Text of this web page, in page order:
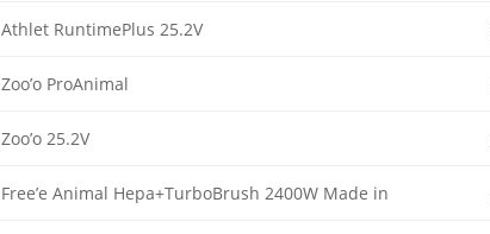
Athlet RuntimePlus 25.2V
Zoo’o ProAnimal
Zoo’o 25.2V
Free’e Animal Hepa+TurboBrush 2400W Made in